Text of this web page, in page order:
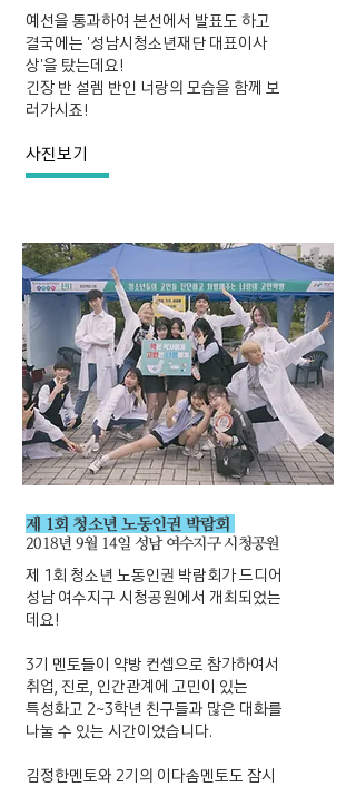
예선을 통과하여 본선에서 발표도 하고
결국에는 '성남시청소년재단 대표이사
상'을 탔는데요!
긴장 반 설렘 반인 너랑의 모습을 함께 보
러가시죠!
사진보기
제 1회 청소년 노동인권 박람회
2018년 9월 14일 성남 여수지구 시청공원
제 1회 청소년 노동인권 박람회가 드디어
성남 여수지구 시청공원에서 개최되었는
데요!
3기 멘토들이 약방 컨셉으로 참가하여서
취업, 진로, 인간관계에 고민이 있는
특성화고 2~3학년 친구들과 많은 대화를
나눌 수 있는 시간이었습니다.
김정한멘토와 2기의 이다솜멘토도 잠시